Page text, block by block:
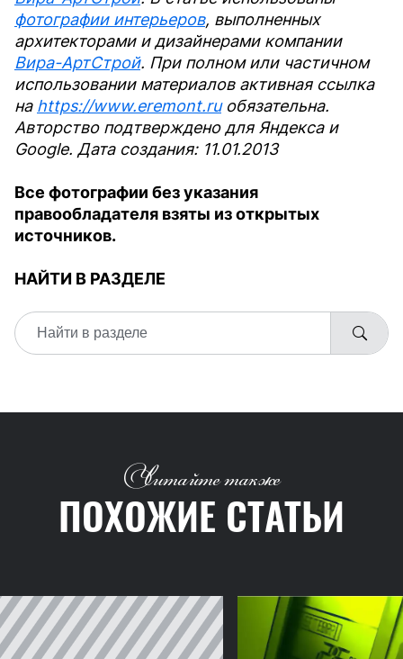
фотографии интерьеров, выполненных
архитекторами и дизайнерами компании
Вира-АртСтрой. При полном или частичном
использовании материалов активная ссылка
на https://www.eremont.ruобязательна.
Авторство подтверждено для Яндекса и
Google. Дата создания: 11.01.2013
Все фотографии без указания
правообладателя взяты из открытых
источников.
НАЙТИ В РАЗДЕЛЕ
Читайте также
ПОХОЖИЕ СТАТЬИ